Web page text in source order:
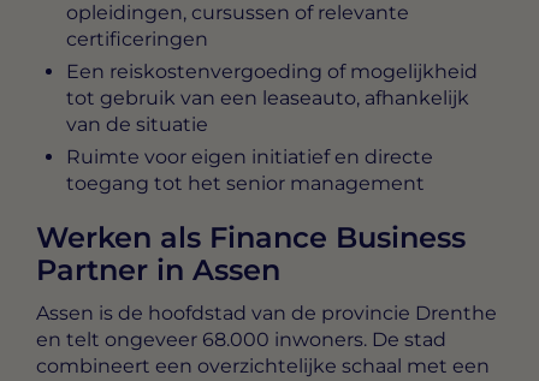
opleidingen, cursussen of relevante
certificeringen
Een reiskostenvergoeding of mogelijkheid
tot gebruik van een leaseauto, afhankelijk
van de situatie
Ruimte voor eigen initiatief en directe
toegang tot het senior management
Werken als Finance Business
Partner in Assen
Assen is de hoofdstad van de provincie Drenthe
en telt ongeveer 68.000 inwoners. De stad
combineert een overzichtelijke schaal met een